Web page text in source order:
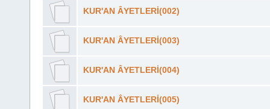
KUR'AN ÂYETLERİ(002)
KUR'AN ÂYETLERİ(003)
KUR'AN ÂYETLERİ(004)
KUR'AN ÂYETLERİ(005)